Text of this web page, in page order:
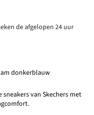
de afgelopen 24 uur
donkerblauw
sneakers van Skechers met